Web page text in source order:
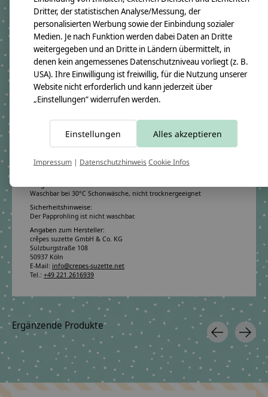
Motiv:Herz und Blätter
Produktangaben:
Geschwistertüte Christin 2019
GTIN: 4250608112568
Bezugsmaß:
Höhe ca.50cm
Rohlingmaß:
Durchmesser ca. 11cm
Bezugmaterial:
100% Baumwollstoff OEKO-TEX 100
Material des Rohlings:
Waschbar bei 30°C Schonwäsche, nicht trocknergeeignet
Sicherheitshinweise:
Der Papprohling ist nicht waschbar.
Angaben zum Hersteller:
crêpes suzette GmbH & Co. KG
Sülzburgstraße 108
50937 Köln
E-Mail: info@crepes-suzette.net
Tel.: +49 221 2616939
Ergänzende Produkte
Carousel items
Dritter, der statistischen Analyse/Messung, der
personalisierten Werbung sowie der Einbindung sozialer
Medien. Je nach Funktion werden dabei Daten an Dritte
weitergegeben und an Dritte in Ländern übermittelt, in
denen kein angemessenes Datenschutzniveau vorliegt (z. B.
USA). Ihre Einwilligung ist freiwillig, für die Nutzung unserer
Website nicht erforderlich und kann jederzeit über
„Einstellungen“ widerrufen werden.
Einstellungen Alles akzeptieren
Impressum | DatenschutzhinweisCookie Infos